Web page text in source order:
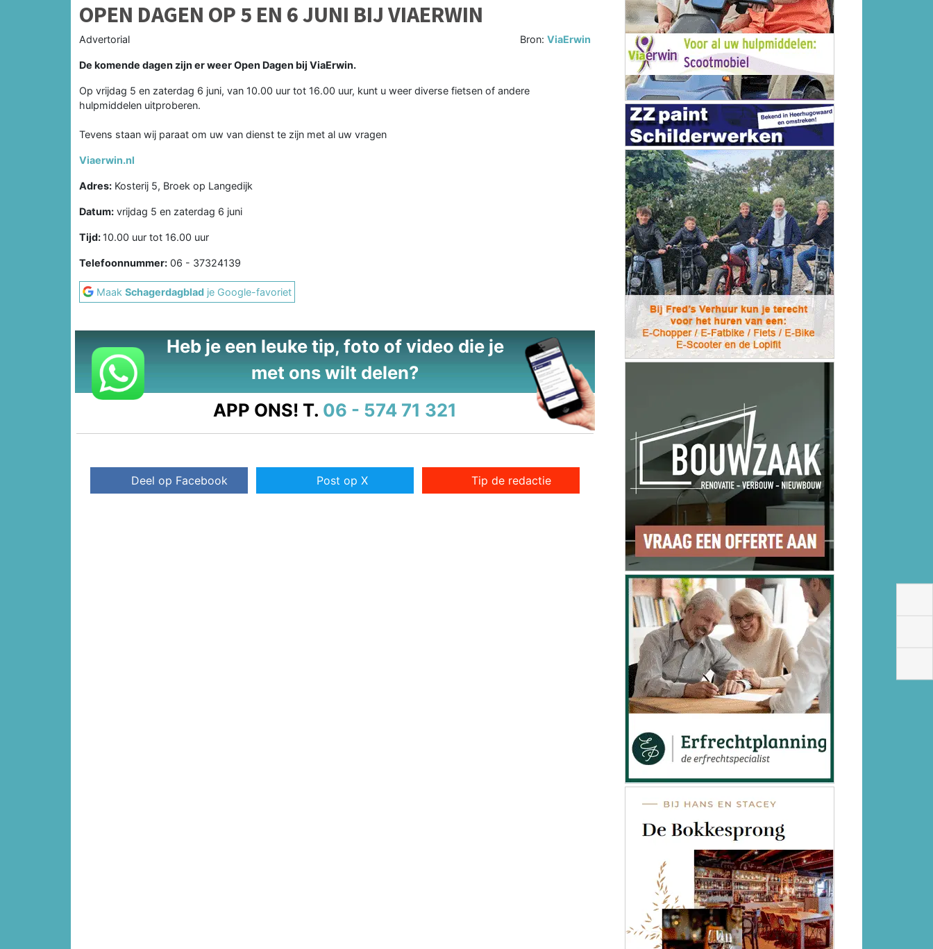
OPEN DAGEN OP 5 EN 6 JUNI BIJ VIAERWIN
Advertorial Bron:ViaErwin
De komende dagen zijn er weer Open Dagen bij ViaErwin.
Op vrijdag 5 en zaterdag 6 juni, van 10.00 uur tot 16.00 uur, kunt u weer diverse fietsen of andere
hulpmiddelen uitproberen.
Tevens staan wij paraat om uw van dienst te zijn met al uw vragen
Viaerwin.nl
Adres: Kosterij 5, Broek op Langedijk
Datum: vrijdag 5 en zaterdag 6 juni
Tijd: 10.00 uur tot 16.00 uur
Telefoonnummer: 06 - 37324139
Maak Schagerdagblad je Google-favoriet
Heb je een leuke tip, foto of video die je
met ons wilt delen?
APP ONS! T. 06 - 574 71 321
Deel op Facebook Post op X Tip de redactie